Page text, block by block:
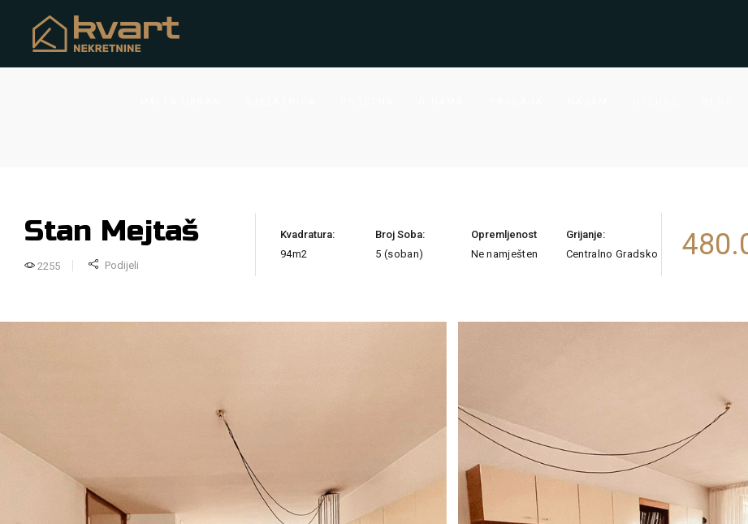
Stan Mejtaš
2255 Podijeli
Kvadratura:
94m2
Broj Soba:
5 (soban)
Opremljenost
Ne namješten
Grijanje:
Centralno Gradsko